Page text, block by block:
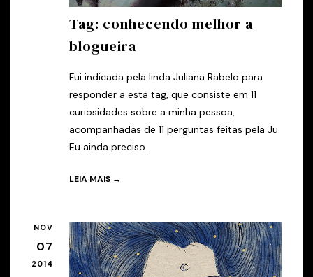
Tag: conhecendo melhor a
blogueira
Fui indicada pela linda Juliana Rabelo para
responder a esta tag, que consiste em 11
curiosidades sobre a minha pessoa,
acompanhadas de 11 perguntas feitas pela Ju.
Eu ainda preciso...
LEIA MAIS →
NOV
07
2014